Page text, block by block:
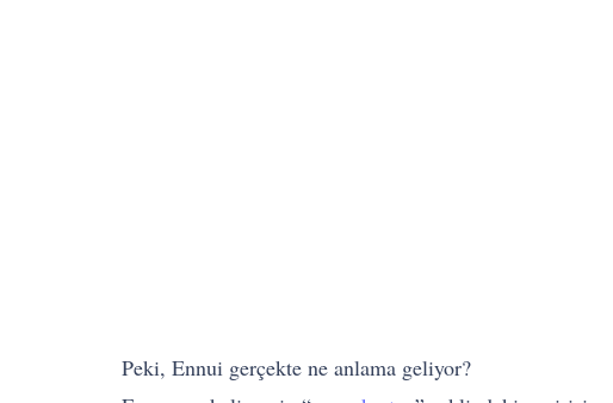
Peki, Ennui gerçekte ne anlama geliyor?